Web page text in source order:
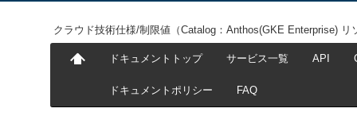
クラウド技術仕様/制限値（Catalog：Anthos(GKE Enterprise) リ
ドキュメントトップ サービス一覧 API
ドキュメントポリシー FAQ